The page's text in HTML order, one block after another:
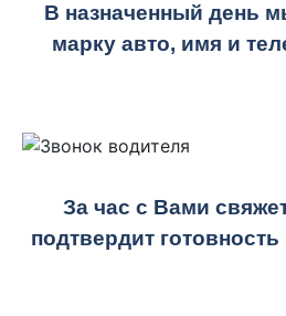
В назначенный день
марку авто, имя и
За час с Вами
подтвердит